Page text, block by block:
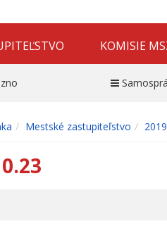
KOMISIE
Mestské zastupiteľstvo